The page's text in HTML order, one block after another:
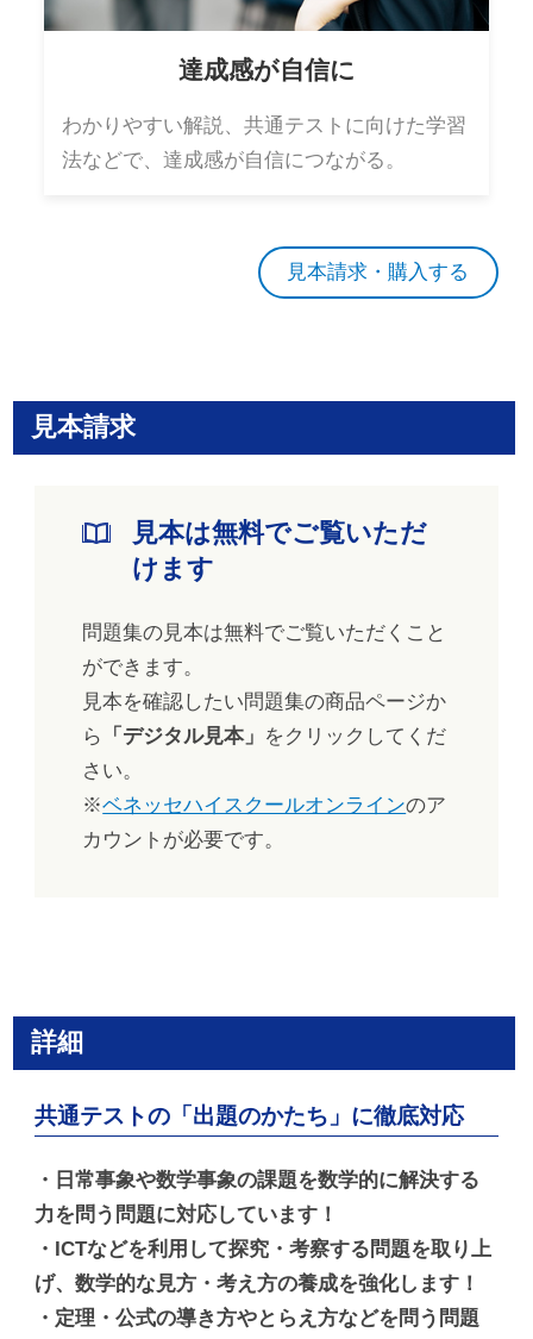
達成感が自信に
わかりやすい解説、共通テストに向けた学習
法などで、達成感が自信につながる。
見本請求・購入する
見本請求
見本は無料でご覧いただ
けます
問題集の見本は無料でご覧いただくこと
ができます。
見本を確認したい問題集の商品ページか
ら 「デジタル見本」 をクリックしてくだ
さい。
※ベネッセハイスクールオンラインのア
カウントが必要です。
詳細
共通テストの「出題のかたち」に徹底対応
・日常事象や数学事象の課題を数学的に解決する
力を問う問題に対応しています！
・ICTなどを利用して探究・考察する問題を取り上
げ、数学的な見方・考え方の養成を強化します！
・定理・公式の導き方やとらえ方などを問う問題